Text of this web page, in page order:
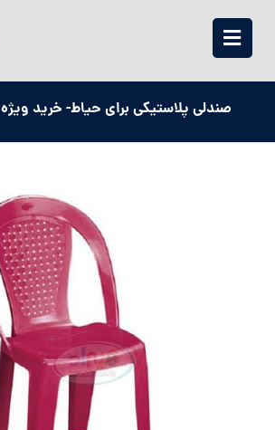
صندلی پلاستیکی برای حیاط- خرید ویژه